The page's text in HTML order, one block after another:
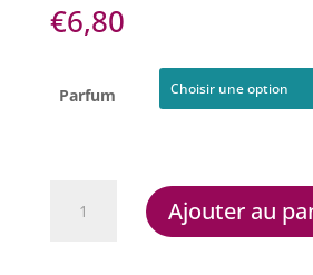
€6,80
Parfum
Ajouter au